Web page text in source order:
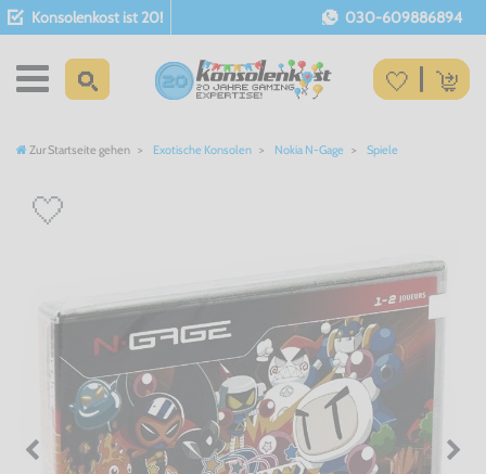
Konsolenkost ist 20! 030-609886894
Zur Startseite gehen Exotische Konsolen Nokia N-Gage Spiele